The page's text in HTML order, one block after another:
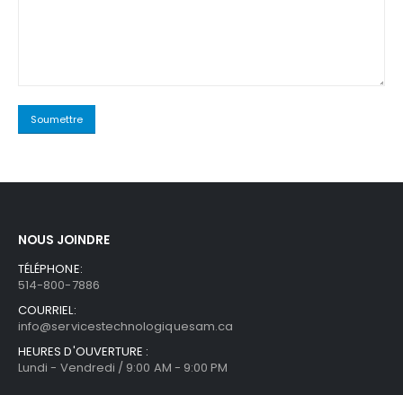
NOUS JOINDRE
TÉLÉPHONE:
514-800-7886
COURRIEL:
info@servicestechnologiquesam.ca
HEURES D'OUVERTURE :
Lundi - Vendredi / 9:00 AM - 9:00 PM